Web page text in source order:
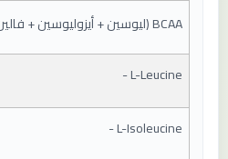
BCAA ( ليوسين + أيزوليوسين +
- L-Leucine
- L-Isoleucine